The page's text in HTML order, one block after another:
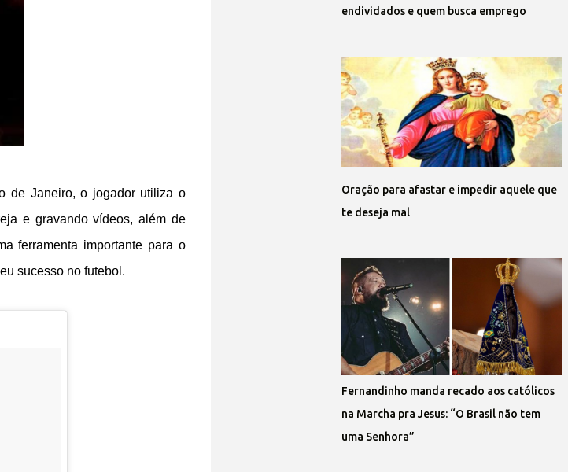
de Janeiro, o jogador utiliza o
e gravando vídeos, além de
ferramenta importante para o
sucesso no futebol.
endividados e quem busca emprego
Oração para afastar e impedir aquele que
te deseja mal
Fernandinho manda recado aos católicos
na Marcha pra Jesus: “O Brasil não tem
uma Senhora”